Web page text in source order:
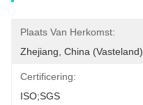
Plaats Van Herkomst:
Zhejiang, China (vasteland)
Certificering:
ISO;SGS